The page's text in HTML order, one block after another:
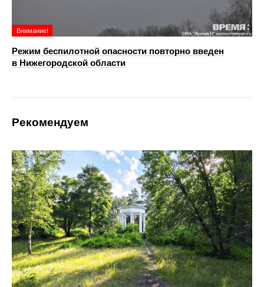
Внимание!
Режим беспилотной опасности повторно введен
в Нижегородской области
Рекомендуем